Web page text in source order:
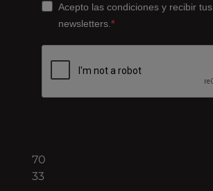
Cornellà
08940
Barcelona
70
33
Acepto las condiciones y recibir tus
newsletters.